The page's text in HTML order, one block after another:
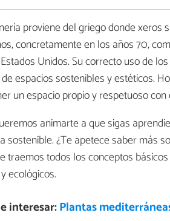
proviene del griego donde xeros
concretamente en los años 70,
Unidos. Su correcto uso de
espacios sostenibles y estéticos.
un espacio propio y respetuoso
animarte a que sigas
sostenible. ¿Te apetece saber más
traemos todos los conceptos
ecológicos.
interesar:Plantas